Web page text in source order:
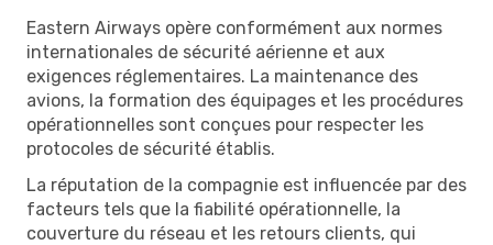
Eastern Airways opère conformément aux normes
internationales de sécurité aérienne et aux
exigences réglementaires. La maintenance des
avions, la formation des équipages et les procédures
opérationnelles sont conçues pour respecter les
protocoles de sécurité établis.
La réputation de la compagnie est influencée par des
facteurs tels que la fiabilité opérationnelle, la
couverture du réseau et les retours clients, qui